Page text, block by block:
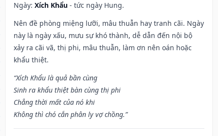
Ngày: Xích Khẩu - tức ngày Hung.
Nên đề phòng miệng lưỡi, mâu thuẫn hay tranh cãi. Ngày
này là ngày xấu, mưu sự khó thành, dễ dẫn đến nội bộ
xảy ra cãi vã, thị phi, mâu thuẫn, làm ơn nên oán hoặc
khẩu thiệt.
“Xích Khẩu là quả bần cùng
Sinh ra khẩu thiệt bàn cùng thị phi
Chẳng thời mất của nó khi
Không thì chó cắn phân ly vợ chồng.”